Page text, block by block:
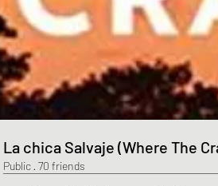
La chica Salvaje (Where The
Public · 70 friends